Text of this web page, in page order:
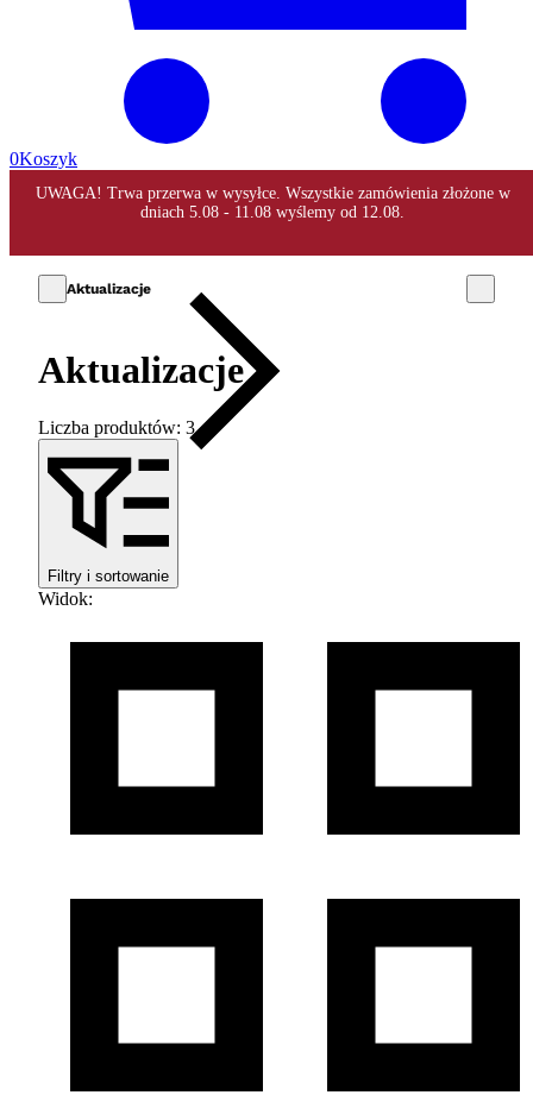
0Koszyk
Aktualizacje
Aktualizacje
Liczba produktów: 3
Filtry i sortowanie
Widok: